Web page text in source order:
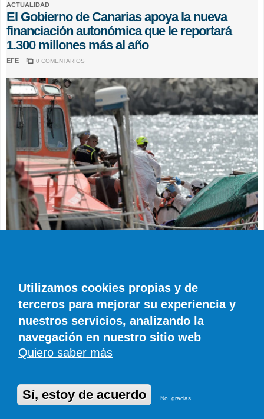
ACTUALIDAD
El Gobierno de Canarias apoya la nueva
financiación autonómica que le reportará
1.300 millones más al año
EFE 0 COMENTARIOS
Hierro
EFE 0 COMENTARIOS
© SIROCO INFORMACIÓN SL | Tel. 828 081 655 | Móvil y WhatsApp 606 845
886 |info@diariodefuerteventura.com
Publicidad
Aviso legal| Política de cookies
Desarrollado en Drupal por Suomitech
Utilizamos cookies propias y de
terceros para mejorar su experiencia y
nuestros servicios, analizando la
navegación en nuestro sitio web
Quiero saber más
Sí, estoy de acuerdo No, gracias